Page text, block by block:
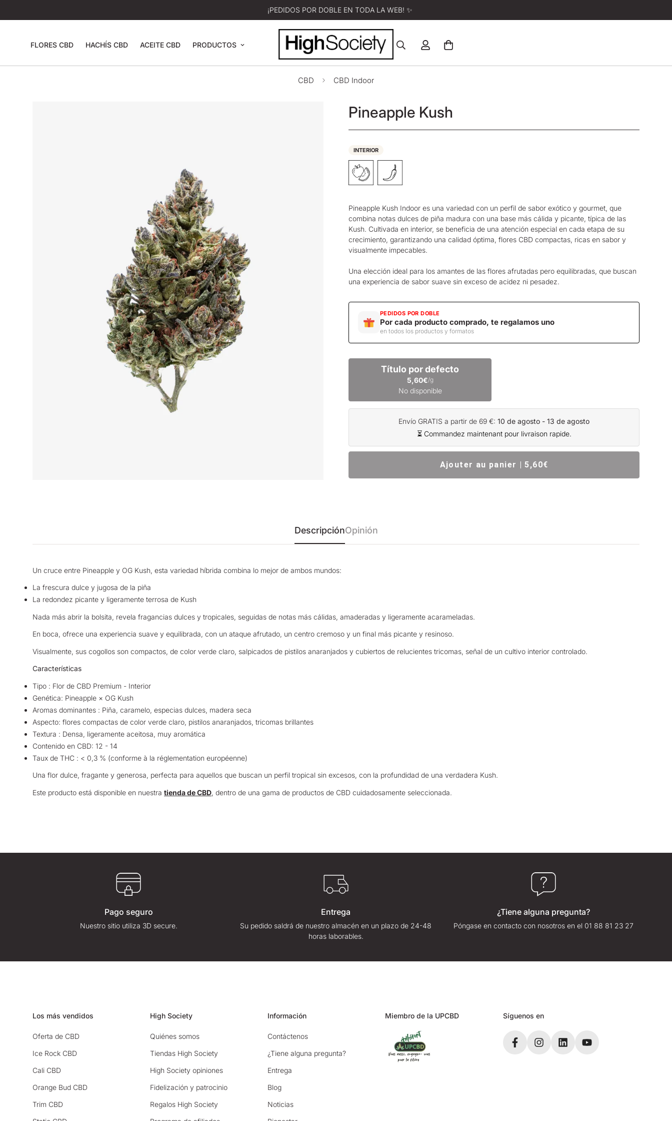
¡PEDIDOS POR DOBLE EN TODA LA WEB! ✨
FLORES CBD HACHÍS CBD ACEITE CBD PRODUCTOS
CBD CBD Indoor
Pineapple Kush
INTERIOR
Pineapple Kush Indoor es una variedad con un perfil de sabor exótico y gourmet, que
combina notas dulces de piña madura con una base más cálida y picante, típica de las
Kush. Cultivada en interior, se beneficia de una atención especial en cada etapa de su
crecimiento, garantizando una calidad óptima, flores CBD compactas, ricas en sabor y
visualmente impecables.
Una elección ideal para los amantes de las flores afrutadas pero equilibradas, que buscan
una experiencia de sabor suave sin exceso de acidez ni pesadez.
PEDIDOS POR DOBLE
Por cada producto comprado, te regalamos uno
en todos los productos y formatos
Título por defecto
5,60€/g
No disponible
Envío GRATIS a partir de 69 €: 10 de agosto - 13 de agosto
⏳ Commandez maintenant pour livraison rapide.
Ajouter au panier | 5,60€
DescripciónOpinión
Un cruce entre Pineapple y OG Kush, esta variedad híbrida combina lo mejor de ambos mundos:
La frescura dulce y jugosa de la piña
La redondez picante y ligeramente terrosa de Kush
Nada más abrir la bolsita, revela fragancias dulces y tropicales, seguidas de notas más cálidas, amaderadas y ligeramente acarameladas.
En boca, ofrece una experiencia suave y equilibrada, con un ataque afrutado, un centro cremoso y un final más picante y resinoso.
Visualmente, sus cogollos son compactos, de color verde claro, salpicados de pistilos anaranjados y cubiertos de relucientes tricomas, señal de un cultivo interior controlado.
Características
Tipo : Flor de CBD Premium - Interior
Genética: Pineapple × OG Kush
Aromas dominantes : Piña, caramelo, especias dulces, madera seca
Aspecto: flores compactas de color verde claro, pistilos anaranjados, tricomas brillantes
Textura : Densa, ligeramente aceitosa, muy aromática
Contenido en CBD: 12 - 14
Taux de THC : < 0,3 % (conforme à la réglementation européenne)
Una flor dulce, fragante y generosa, perfecta para aquellos que buscan un perfil tropical sin excesos, con la profundidad de una verdadera Kush.
Este producto está disponible en nuestra tienda de CBD, dentro de una gama de productos de CBD cuidadosamente seleccionada.
Pago seguro
Nuestro sitio utiliza 3D secure.
Entrega
Su pedido saldrá de nuestro almacén en un plazo de 24-48
horas laborables.
¿Tiene alguna pregunta?
Póngase en contacto con nosotros en el 01 88 81 23 27
Los más vendidos
Oferta de CBD
Ice Rock CBD
Cali CBD
Orange Bud CBD
Trim CBD
High Society
Quiénes somos
Tiendas High Society
High Society opiniones
Fidelización y patrocinio
Regalos High Society
Información
Contáctenos
¿Tiene alguna pregunta?
Entrega
Blog
Noticias
Miembro de la UPCBD Síguenos en